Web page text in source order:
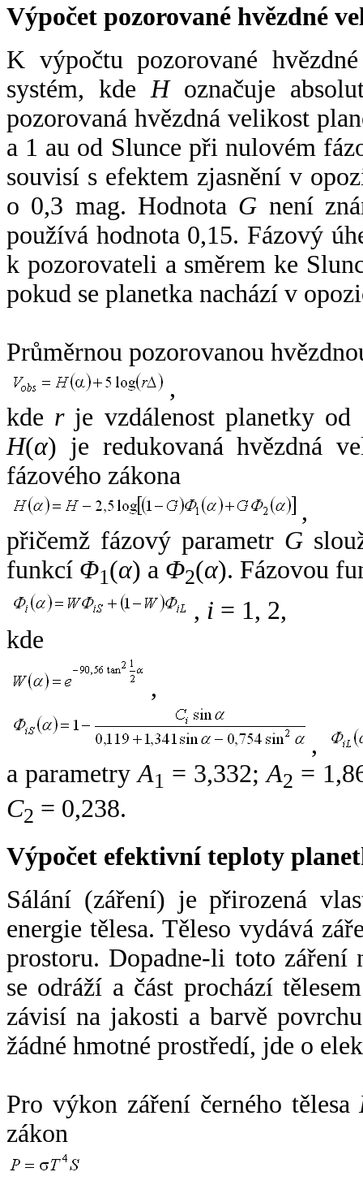
Výpočet pozorované hvězdné
K výpočtu pozorované
systém, kde Hoznačuje
pozorovaná hvězdná velikost
a 1 au od Slunce při nulovém
souvisí s efektem zjasnění v
o 0,3 mag. Hodnota G není
používá hodnota 0,15. Fázový
k pozorovateli a směrem ke
pokud se planetka nachází v
Průměrnou pozorovanou
,
kde rje vzdálenost planetky od
H(α) je redukovaná hvězdná
fázového zákona
,
přičemž fázový parametr G
funkcí Φ1(α) a Φ2(α). Fázovou
, i = 1, 2,
kde
,
,
a parametryA1 = 3,332;A2 =
C2 = 0,238.
Výpočet efektivní teploty
Sálání (záření) je přirozená
energie tělesa. Těleso vydává
prostoru. Dopadne-li toto záření
se odráží a část prochází
závisí na jakosti a barvě
žádné hmotné prostředí, jde o
Pro výkon záření černého tělesa
zákon